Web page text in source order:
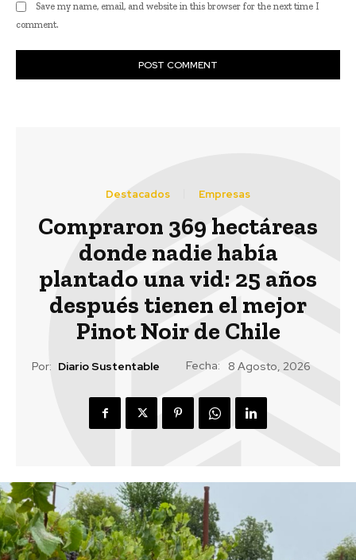
Save my name, email, and website in this browser for the next time I
comment.